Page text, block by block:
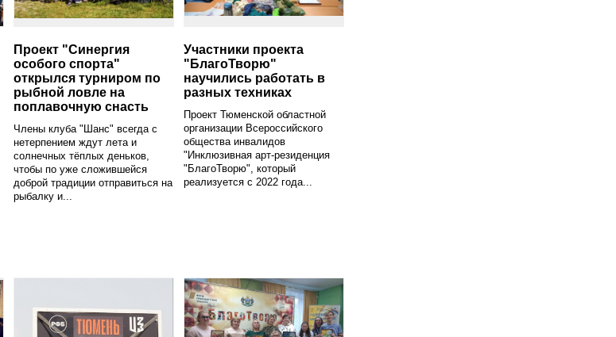
Проект "Синергия
особого спорта"
открылся турниром по
рыбной ловле на
поплавочную снасть
Члены клуба "Шанс" всегда с
нетерпением ждут лета и
солнечных тёплых деньков,
чтобы по уже сложившейся
доброй традиции отправиться на
рыбалку и...
Участники проекта
"БлагоТворю"
научились работать в
разных техниках
Проект Тюменской областной
организации Всероссийского
общества инвалидов
"Инклюзивная арт-резиденция
"БлагоТворю", который
реализуется с 2022 года...